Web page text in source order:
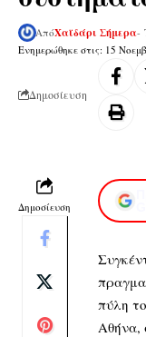
Ενημερώθηκε στις: 15
ΑπόΧαϊδάρι Σήμερα-
Δημοσίευση
Δημοσίευση
πύλη
Αθήνα,